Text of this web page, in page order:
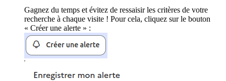
Gagnez du temps et évitez de ressaisir les critères de votre
recherche à chaque visite ! Pour cela, cliquez sur le bouton
« Créer une alerte » :